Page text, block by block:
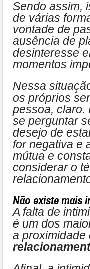
Sendo assim,
de várias
vontade de
ausência de
desinteresse
momentos
Nessa
os próprios
pessoa, claro.
se perguntar
desejo de
for negativa e
mútua e
considerar o
Não existe mais
A falta de
é um dos
a proximidade